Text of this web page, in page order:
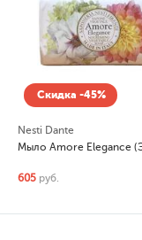
Скидка -45%
Nesti Dante
605 руб.